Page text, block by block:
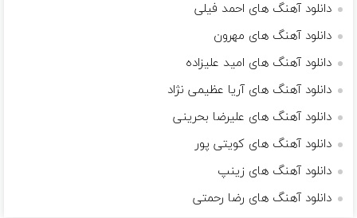
دانلود آهنگ های احمد فیلی
دانلود آهنگ های مهرون
دانلود آهنگ های امید علیزاده
دانلود آهنگ های آریا عظیمی نژاد
دانلود آهنگ های علیرضا بحرینی
دانلود آهنگ های کویتی پور
دانلود آهنگ های زینپ
دانلود آهنگ های رضا رحمتی